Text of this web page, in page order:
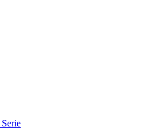
Serie